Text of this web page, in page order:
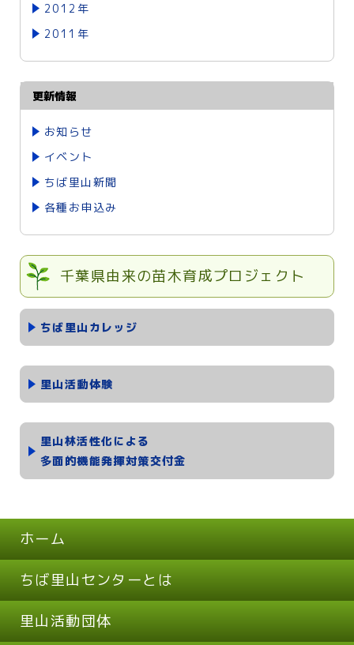
2012年
2011年
更新情報
お知らせ
イベント
ちば里山新聞
各種お申込み
千葉県由来の苗木育成プロジェクト
ちば里山カレッジ
里山活動体験
里山林活性化による
多面的機能発揮対策交付金
ホーム
ちば里山センターとは
里山活動団体